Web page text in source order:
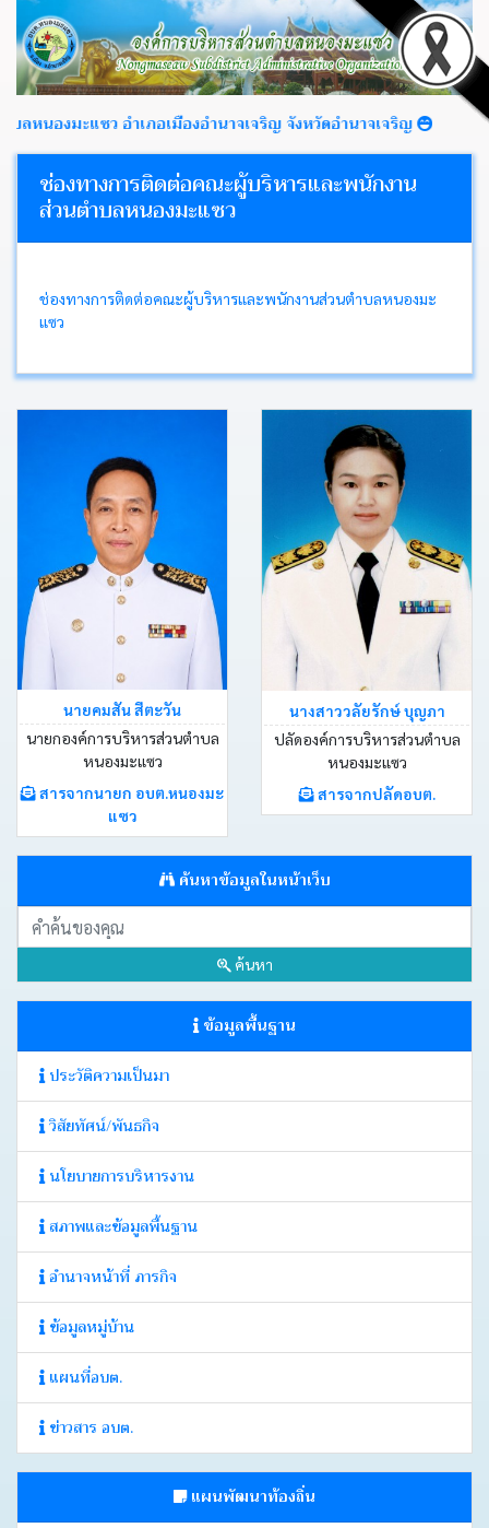
ะแซว อำเภอเมืองอำนาจเจริญ จังหวัดอำนาจเจริญ
ช่องทางการติดต่อคณะผู้บริหารและพนักงาน
ส่วนตำบลหนองมะแซว
ช่องทางการติดต่อคณะผู้บริหารและพนักงานส่วนตำบลหนองมะ
แซว
นายคมสัน สีตะวัน
นายกองค์การบริหารส่วนตำบล
หนองมะแซว
สารจากนายก อบต.หนองมะ
แซว
นางสาววลัยรักษ์ บุญภา
ปลัดองค์การบริหารส่วนตำบล
หนองมะแซว
สารจากปลัดอบต.
ค้นหาข้อมูลในหน้าเว็บ
ค้นหา
ข้อมูลพื้นฐาน
ประวัติความเป็นมา
วิสัยทัศน์/พันธกิจ
นโยบายการบริหารงาน
สภาพและข้อมูลพื้นฐาน
อำนาจหน้าที่ ภารกิจ
ข้อมูลหมู่บ้าน
แผนที่อบต.
ข่าวสาร อบต.
แผนพัฒนาท้องถิ่น
หน้า
หลัก
ข่าว
ประชาสัมพันธ์
ข่าว
จัด
ประกาศ
ติดต่อ
อบต.
ราชการ
คลัง
กิจกรรม
บอร์ด
Login